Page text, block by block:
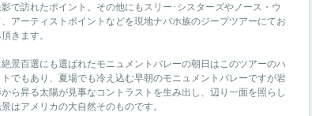
影で訪れたポイント。その他にもスリー･シスターズやノース・ウ
、アーティストポイントなどを現地ナバホ族のジープツアーにてお
きます。
絶景百選にも選ばれたモニュメントバレーの朝日はこのツアーのハ
トでもあり、夏場でも冷え込む早朝のモニュメントバレーですが岩
から昇る太陽が見事なコントラストを生み出し、辺り一面を照らし
はアメリカの大自然そのものです。